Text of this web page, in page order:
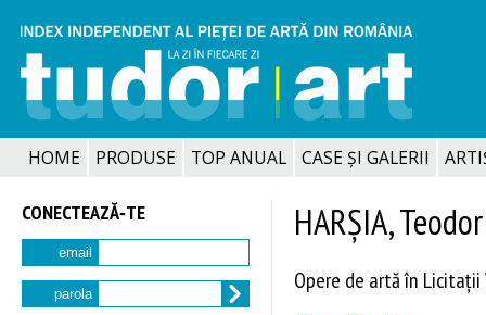
HOME PRODUSE TOP ANUAL CASE ȘI GALERII
CONECTEAZĂ‑TE
email
parola
HARȘIA, Teodor
Opere de artă în